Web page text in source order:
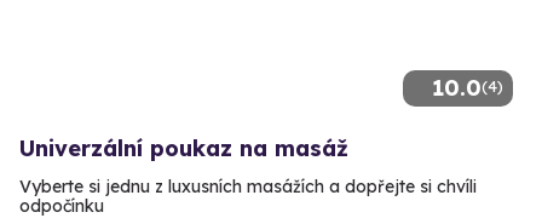
10.0(4)
Univerzální poukaz na masáž
Vyberte si jednu z luxusních masážích a dopřejte si chvíli
odpočínku